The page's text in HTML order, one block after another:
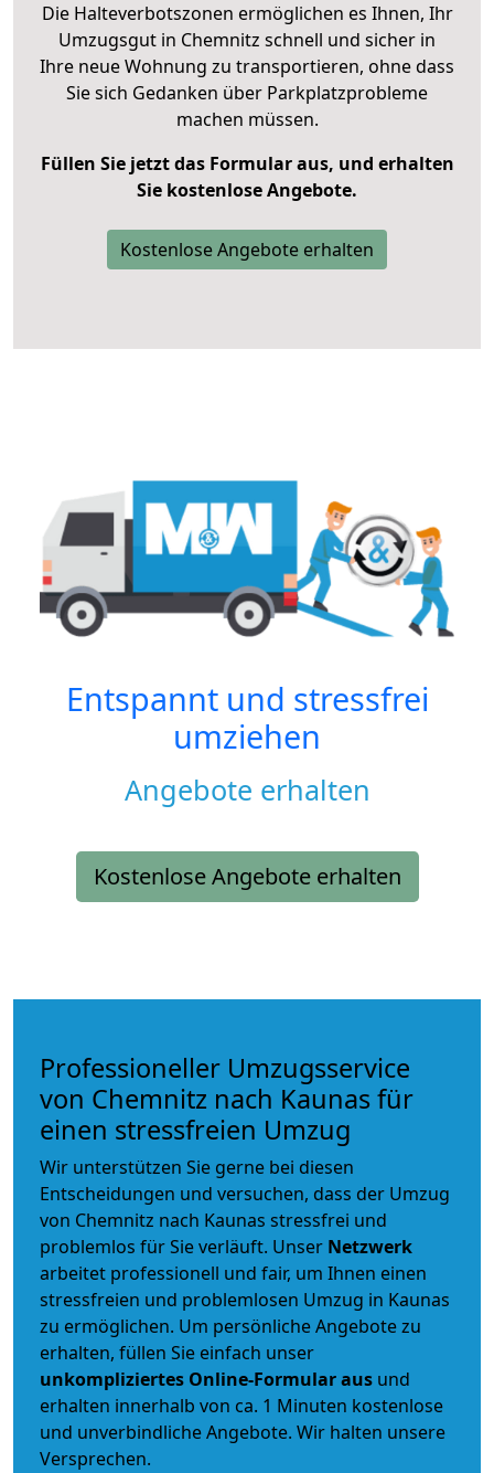
Die Halteverbotszonen ermöglichen es Ihnen, Ihr
Umzugsgut in Chemnitz schnell und sicher in
Ihre neue Wohnung zu transportieren, ohne dass
Sie sich Gedanken über Parkplatzprobleme
machen müssen.
Füllen Sie jetzt das Formular aus, und erhalten
Sie kostenlose Angebote.
Kostenlose Angebote erhalten
Entspannt und stressfrei
umziehen
Angebote erhalten
Kostenlose Angebote erhalten
Professioneller Umzugsservice
von Chemnitz nach Kaunas für
einen stressfreien Umzug
Wir unterstützen Sie gerne bei diesen
Entscheidungen und versuchen, dass der Umzug
von Chemnitz nach Kaunas stressfrei und
problemlos für Sie verläuft. Unser Netzwerk
arbeitet professionell und fair, um Ihnen einen
stressfreien und problemlosen Umzug in Kaunas
zu ermöglichen. Um persönliche Angebote zu
erhalten, füllen Sie einfach unser
unkompliziertes Online-Formular aus und
erhalten innerhalb von ca. 1 Minuten kostenlose
und unverbindliche Angebote. Wir halten unsere
Versprechen.